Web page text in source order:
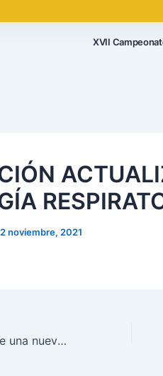
XVII
noviembre, 2021
El Dr. Entrenas imparte una nueva sesión del curso online “Actualización en Patología Respiratoria”